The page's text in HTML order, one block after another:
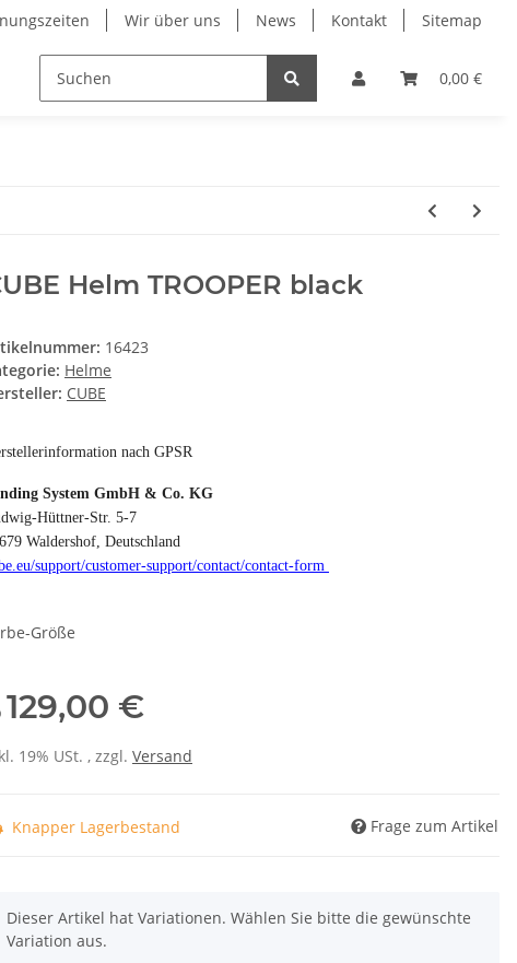
Wir über uns News Kontakt Sitemap
0,00 €
RESTPOSTEN Wilier Wintersport Zubehör
Helm TROOPER black
16423
Helme
CUBE
nach GPSR
System GmbH & Co. KG
Hüttner-Str. 5-7
Waldershof, Deutschland
support/customer-support/contact/contact-form
Größe
129,00 €
19% USt. , zzgl. Versand
Knapper Lagerbestand Frage zum Artikel
x
Dieser Artikel hat Variationen. Wählen Sie bitte die gewünschte
Variation aus.